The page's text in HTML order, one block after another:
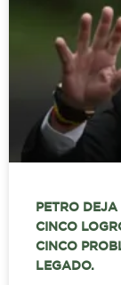
PETRO
CINCO
CINCO
LEGADO.